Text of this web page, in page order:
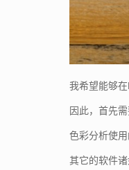
我希望能够
因此，首先
色彩分析使
其它的软件